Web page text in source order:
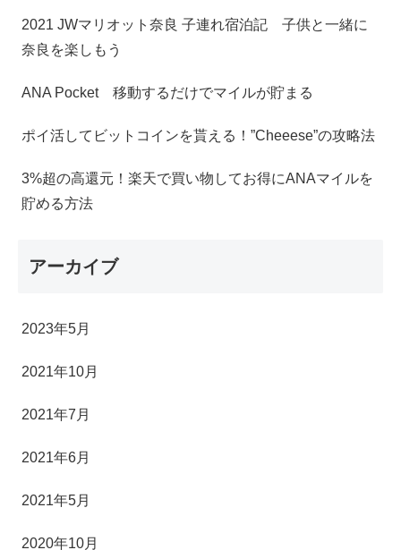
2021 JWマリオット奈良 子連れ宿泊記 子供と一緒に
奈良を楽しもう
ANA Pocket 移動するだけでマイルが貯まる
ポイ活してビットコインを貰える！”Cheeese”の攻略法
3%超の高還元！楽天で買い物してお得にANAマイルを
貯める方法
アーカイブ
2023年5月
2021年10月
2021年7月
2021年6月
2021年5月
2020年10月